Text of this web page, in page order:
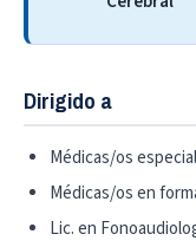
Dirigido a
Médicas/os
Médicas/os en
Lic. en